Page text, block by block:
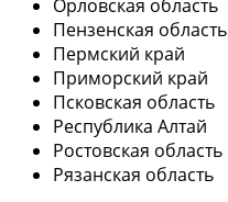
Орловская область
Пензенская область
Пермский край
Приморский край
Псковская область
Республика Алтай
Ростовская область
Рязанская область